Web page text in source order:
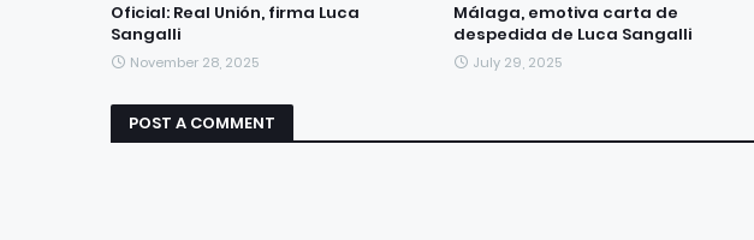
Oficial: Real Unión, firma Luca
Sangalli
November 28, 2025
Málaga, emotiva carta de
despedida de Luca Sangalli
July 29, 2025
POST A COMMENT